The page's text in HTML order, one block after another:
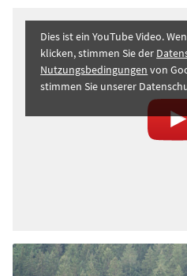
Dies ist ein YouTube Video.
klicken, stimmen Sie der
Nutzungsbedingungen von
stimmen Sie unserer